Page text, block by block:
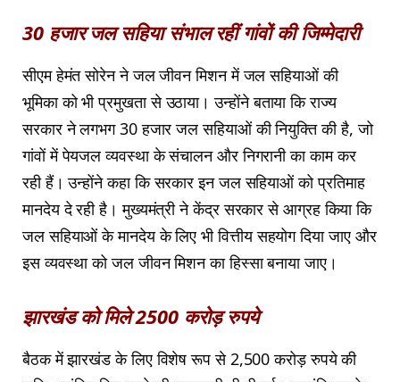
30 हजार जल सहिया संभाल रहीं गांवों की जिम्मेदारी
सीएम हेमंत सोरेन ने जल जीवन मिशन में जल सहियाओं की
भूमिका को भी प्रमुखता से उठाया। उन्होंने बताया कि राज्य
सरकार ने लगभग 30 हजार जल सहियाओं की नियुक्ति की है, जो
गांवों में पेयजल व्यवस्था के संचालन और निगरानी का काम कर
रही हैं। उन्होंने कहा कि सरकार इन जल सहियाओं को प्रतिमाह
मानदेय दे रही है। मुख्यमंत्री ने केंद्र सरकार से आग्रह किया कि
जल सहियाओं के मानदेय के लिए भी वित्तीय सहयोग दिया जाए और
इस व्यवस्था को जल जीवन मिशन का हिस्सा बनाया जाए।
झारखंड को मिले 2500 करोड़ रुपये
बैठक में झारखंड के लिए विशेष रूप से 2,500 करोड़ रुपये की